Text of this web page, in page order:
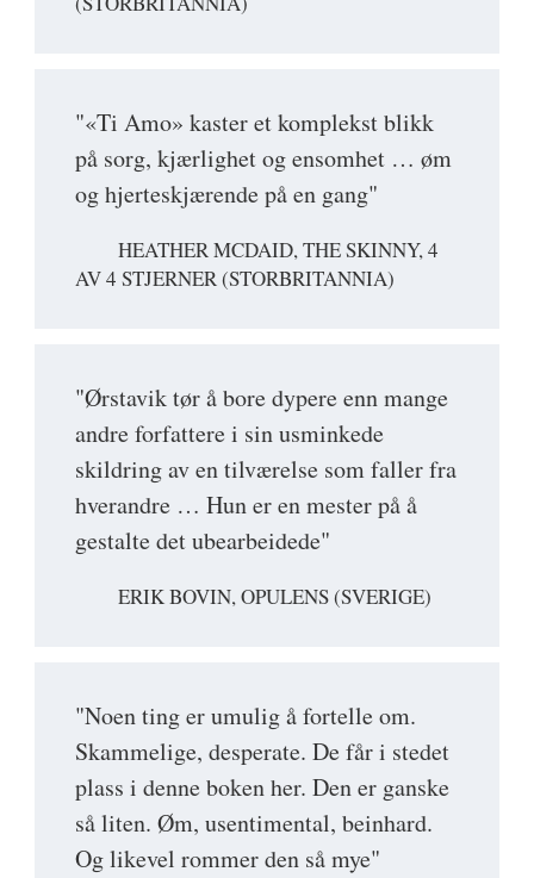
"«Ti Amo» kaster et komplekst blikk
på sorg, kjærlighet og ensomhet … øm
og hjerteskjærende på en gang"
HEATHER MCDAID, THE SKINNY, 4
AV 4 STJERNER (STORBRITANNIA)
"Ørstavik tør å bore dypere enn mange
andre forfattere i sin usminkede
skildring av en tilværelse som faller fra
hverandre … Hun er en mester på å
gestalte det ubearbeidede"
ERIK BOVIN, OPULENS (SVERIGE)
"Noen ting er umulig å fortelle om.
Skammelige, desperate. De får i stedet
plass i denne boken her. Den er ganske
så liten. Øm, usentimental, beinhard.
Og likevel rommer den så mye"